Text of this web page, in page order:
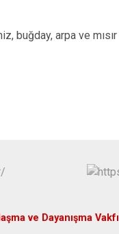
buğday, arpa ve mısır
ve Dayanışma Vakfı